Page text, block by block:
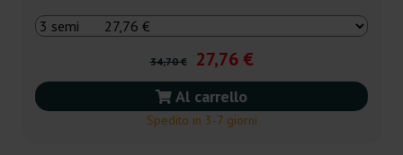
34,70 € 27,76 €
Al carrello
Spedito in 3-7 giorni